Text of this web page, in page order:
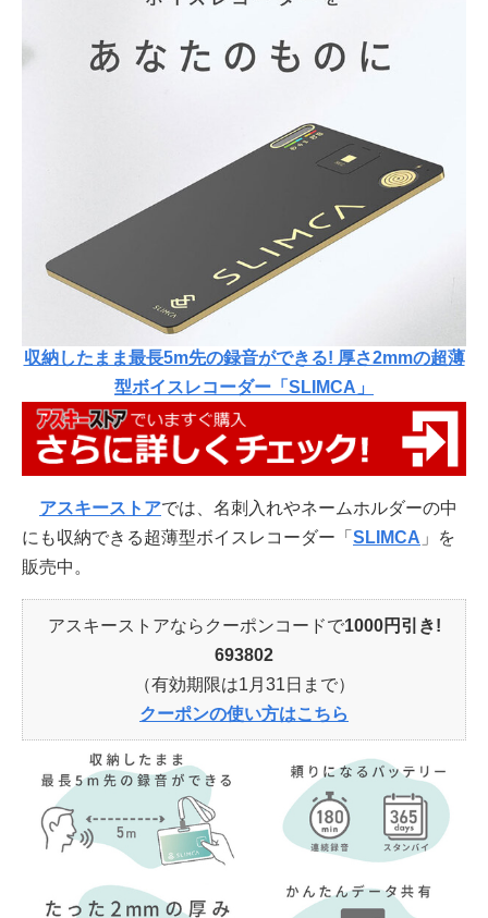
収納したまま最長5m先の録音ができる! 厚さ2mmの超薄
型ボイスレコーダー「SLIMCA」
アスキーストアでは、名刺入れやネームホルダーの中
にも収納できる超薄型ボイスレコーダー「 SLIMCA 」を
販売中。
アスキーストアならクーポンコードで1000円引き!
693802
（有効期限は1月31日まで）
クーポンの使い方はこちら